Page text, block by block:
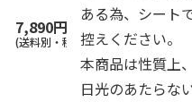
7,890円
(送料別・税込)
1,550円
(送料別・税
ある為、シート
控えください。
本商品は性質上
日光のあたらな